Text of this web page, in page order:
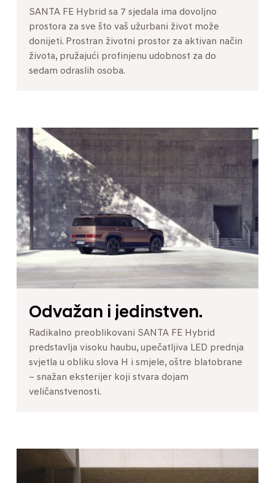
SANTA FE Hybrid sa 7 sjedala ima dovoljno
prostora za sve što vaš užurbani život može
donijeti. Prostran životni prostor za aktivan način
života, pružajući profinjenu udobnost za do
sedam odraslih osoba.
Odvažan i jedinstven.
Radikalno preoblikovani SANTA FE Hybrid
predstavlja visoku haubu, upečatljiva LED prednja
svjetla u obliku slova H i smjele, oštre blatobrane
– snažan eksterijer koji stvara dojam
veličanstvenosti.